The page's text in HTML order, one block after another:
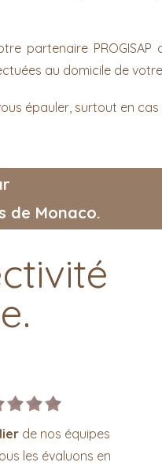
partenaire PROGISAP
au domicile de
épauler, surtout en cas
de Monaco.
de nos équipes
les évaluons en